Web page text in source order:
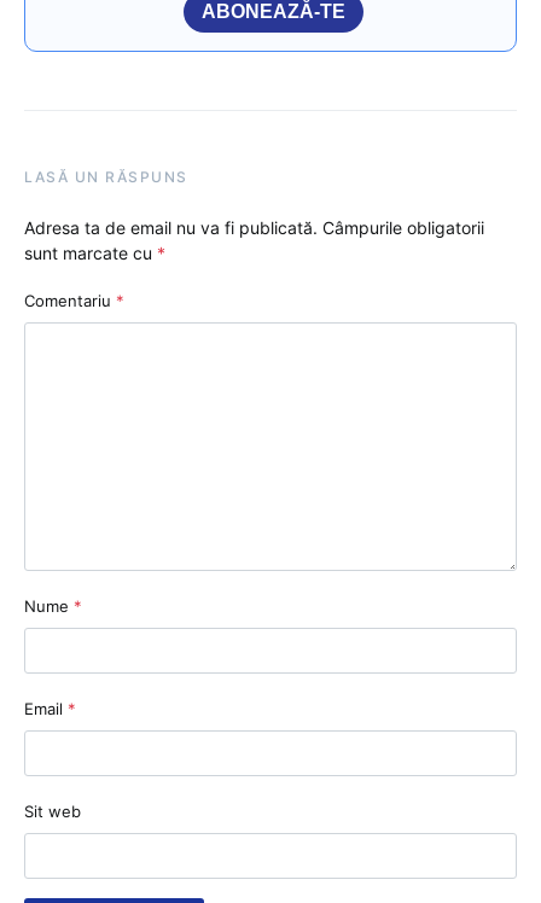
ABONEAZĂ-TE
LASĂ UN RĂSPUNS
Adresa ta de email nu va fi publicată. Câmpurile obligatorii
sunt marcate cu *
Comentariu *
Nume *
Email *
Sit web